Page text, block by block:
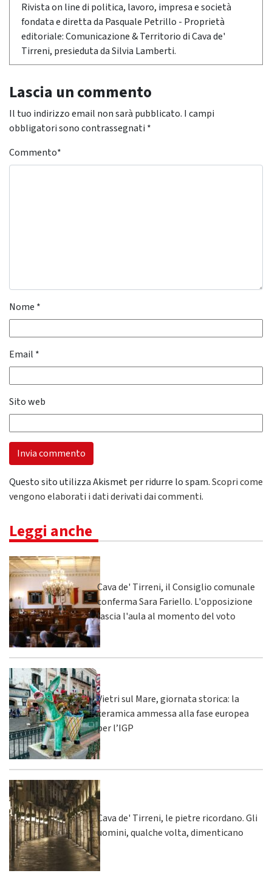
Rivista on line di politica, lavoro, impresa e società
fondata e diretta da Pasquale Petrillo - Proprietà
editoriale: Comunicazione & Territorio di Cava de'
Tirreni, presieduta da Silvia Lamberti.
Lascia un commento
Il tuo indirizzo email non sarà pubblicato. I campi
obbligatori sono contrassegnati *
Commento*
Nome *
Email *
Sito web
Questo sito utilizza Akismet per ridurre lo spam.Scopri come
vengono elaborati i dati derivati dai commenti.
Leggi anche
Cava de' Tirreni, il Consiglio comunale
conferma Sara Fariello. L'opposizione
lascia l'aula al momento del voto
Vietri sul Mare, giornata storica: la
ceramica ammessa alla fase europea
per l’IGP
Cava de' Tirreni, le pietre ricordano. Gli
uomini, qualche volta, dimenticano